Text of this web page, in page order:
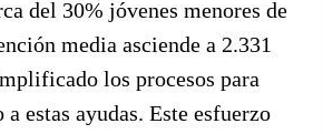
del 30% jóvenes menores de
media asciende a 2.331
los procesos para
estas ayudas. Este esfuerzo